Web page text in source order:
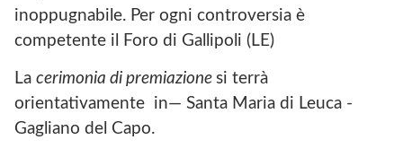
inoppugnabile. Per ogni controversia è
competente il Foro di Gallipoli (LE)
La cerimonia di premiazione si terrà
orientativamente in— Santa Maria di Leuca -
Gagliano del Capo.